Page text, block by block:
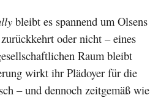
bleibt es spannend um Olsens
oder nicht – eines
Raum bleibt
wirkt ihr Plädoyer für die
– und dennoch zeitgemäß wie